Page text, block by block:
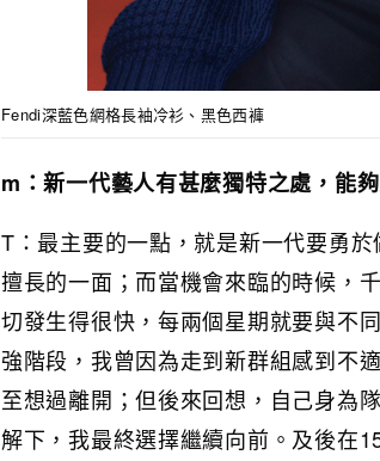
Fendi深藍色網格長袖冷衫、黑色西褲
m：新一代藝人有甚麼獨特之處，能
T：最主要的一點，就是新一代要勇
擅長的一面；而當機會來臨的時候，
切發生得很快，每兩個星期就要與不
強階段，我曾因為走到新群組感到不
至想過離開；但後來回想，自己身為
解下，我最終選擇繼續向前。及後在